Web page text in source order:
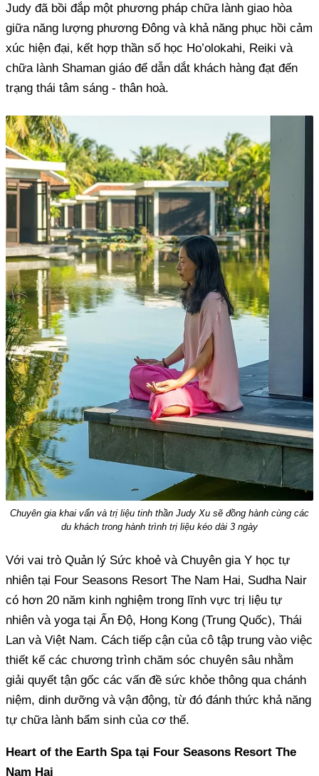
Judy đã bồi đắp một phương pháp chữa lành giao hòa
giữa năng lượng phương Đông và khả năng phục hồi cảm
xúc hiện đại, kết hợp thần số học Ho’olokahi, Reiki và
chữa lành Shaman giáo để dẫn dắt khách hàng đạt đến
trạng thái tâm sáng - thân hoà.
Chuyên gia khai vấn và trị liệu tinh thần Judy Xu sẽ đồng hành cùng các
du khách trong hành trình trị liệu kéo dài 3 ngày
Với vai trò Quản lý Sức khoẻ và Chuyên gia Y học tự
nhiên tại Four Seasons Resort The Nam Hai, Sudha Nair
có hơn 20 năm kinh nghiệm trong lĩnh vực trị liệu tự
nhiên và yoga tại Ấn Độ, Hong Kong (Trung Quốc), Thái
Lan và Việt Nam. Cách tiếp cận của cô tập trung vào việc
thiết kế các chương trình chăm sóc chuyên sâu nhằm
giải quyết tận gốc các vấn đề sức khỏe thông qua chánh
niệm, dinh dưỡng và vận động, từ đó đánh thức khả năng
tự chữa lành bẩm sinh của cơ thể.
Heart of the Earth Spa tại Four Seasons Resort The
Nam Hai